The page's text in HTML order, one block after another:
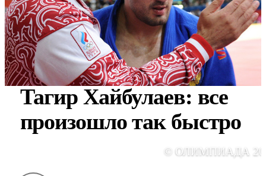
Тагир Хайбулаев: все
произошло так быстро
© ОЛИМПИАДА